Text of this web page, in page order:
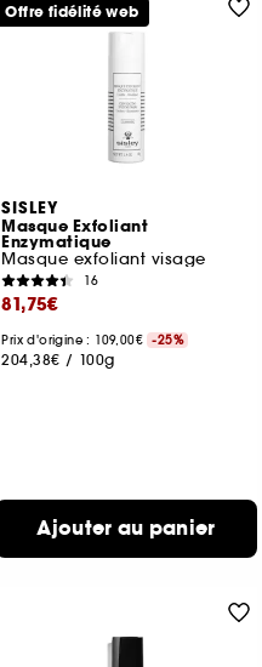
SISLEY
Masque Exfoliant
Enzymatique
Masque exfoliant visage
16
81,75€
Prix d'origine : 109,00€ -25%
204,38€ / 100g
Ajouter au panier
Offre fidélité web